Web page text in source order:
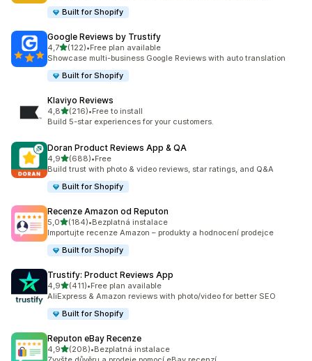
Built for Shopify
Google Reviews by Trustify
4,7z 5 hvězd
(122)
Celkový počet recenzí: 122
•Free plan available
Showcase multi-business Google Reviews with auto translation
Built for Shopify
Klaviyo Reviews
4,8z 5 hvězd
(216)
Celkový počet recenzí: 216
•Free to install
Build 5-star experiences for your customers.
Doran Product Reviews App & QA
4,9z 5 hvězd
(688)
Celkový počet recenzí: 688
•Free
Build trust with photo & video reviews, star ratings, and Q&A
Built for Shopify
Recenze Amazon od Reputon
5,0z 5 hvězd
(184)
Celkový počet recenzí: 184
•Bezplatná instalace
Importujte recenze Amazon – produkty a hodnocení prodejce
Built for Shopify
Trustify: Product Reviews App
4,9z 5 hvězd
(411)
Celkový počet recenzí: 411
•Free plan available
AliExpress & Amazon reviews with photo/video for better SEO
Built for Shopify
Reputon eBay Recenze
4,9z 5 hvězd
(208)
Celkový počet recenzí: 208
•Bezplatná instalace